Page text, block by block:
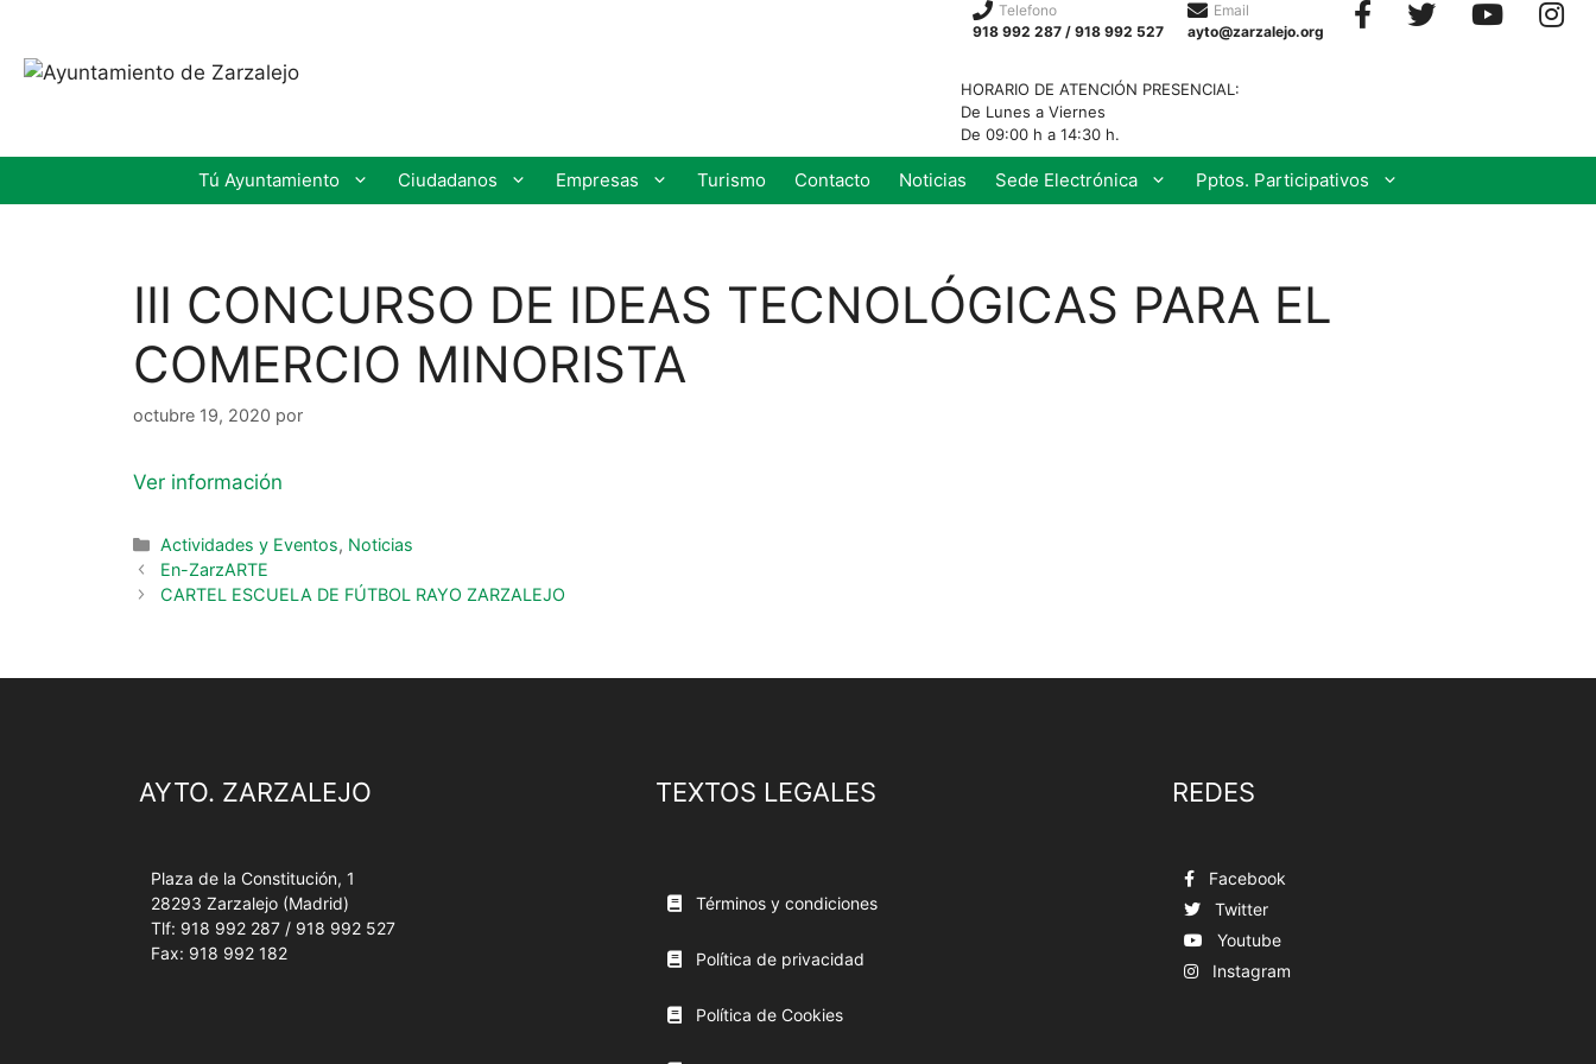
Telefono
918 992 287 / 918 992 527
Email
ayto@zarzalejo.org
HORARIO DE ATENCIÓN PRESENCIAL:
De Lunes a Viernes
De 09:00 h a 14:30 h.
Tú Ayuntamiento Ciudadanos Empresas Turismo Contacto Noticias Sede Electrónica Pptos. Participativos
III CONCURSO DE IDEAS TECNOLÓGICAS PARA EL
COMERCIO MINORISTA
octubre 19, 2020 por
Ver información
Actividades y Eventos, Noticias
En-ZarzARTE
CARTEL ESCUELA DE FÚTBOL RAYO ZARZALEJO
AYTO. ZARZALEJO
Plaza de la Constitución, 1
28293 Zarzalejo (Madrid)
Tlf: 918 992 287 / 918 992 527
Fax: 918 992 182
TEXTOS LEGALES
Términos y condiciones
Política de privacidad
Política de Cookies
REDES
Facebook
Twitter
Youtube
Instagram